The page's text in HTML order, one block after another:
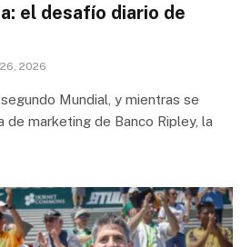
el desafío diario de
2026
Mundial, y mientras se
marketing de Banco Ripley, la